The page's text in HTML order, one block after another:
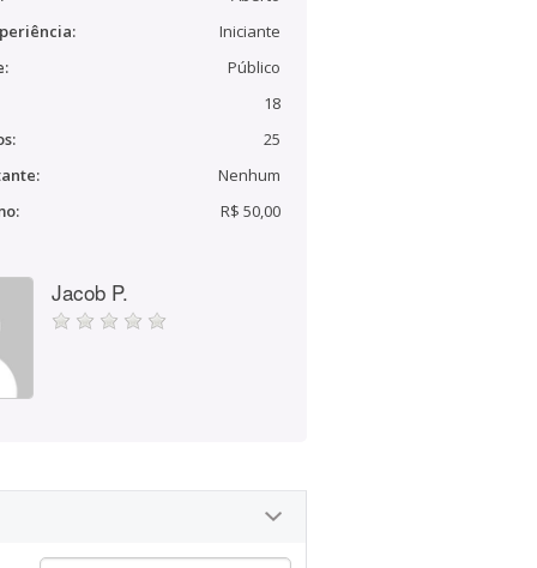
Iniciante
Público
18
25
Nenhum
R$ 50,00
Jacob P.